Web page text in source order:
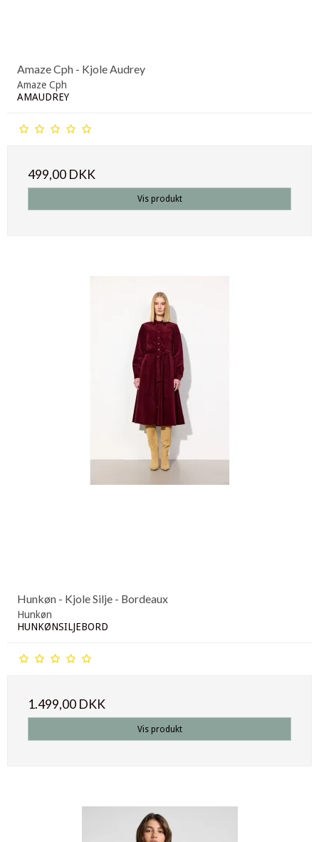
Amaze Cph - Kjole Audrey
Amaze Cph
AMAUDREY
499,00 DKK
Vis produkt
Hunkøn - Kjole Silje - Bordeaux
Hunkøn
HUNKØNSILJEBORD
1.499,00 DKK
Vis produkt